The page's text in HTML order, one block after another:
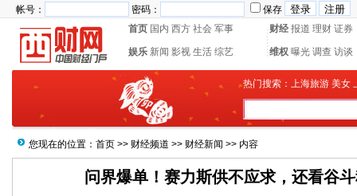
帐号： 密码：
保存
首页 国内 西方 社会 军事 财经 报道 理财 证券
娱乐 新闻 影视 生活 综艺 维权 曝光 调查 访谈
热门搜索： 上海旅游 美女
您现在的位置： 首页 >> 财经频道 >> 财经新闻 >> 内容
问界爆单！赛力斯供不应求，还看谷